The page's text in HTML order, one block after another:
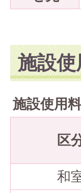
施設
施設使用料
区
和